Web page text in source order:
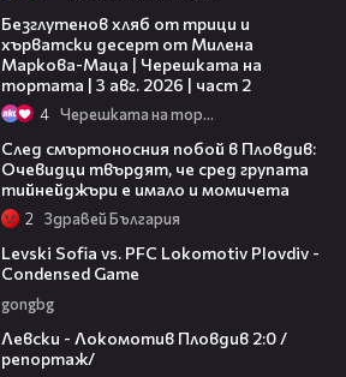
Безглутенов хляб от трици и
хърватски десерт от Милена
Маркова-Маца | Черешката на
тортата | 3 авг. 2026 | част 2
4 Черешката на тортата
След смъртоносния побой в Пловдив:
Очевидци твърдят, че сред групата
тийнейджъри е имало и момичета
2 Здравей България
Levski Sofia vs. PFC Lokomotiv Plovdiv -
Condensed Game
gongbg
Левски - Локомотив Пловдив 2:0 /
репортаж/